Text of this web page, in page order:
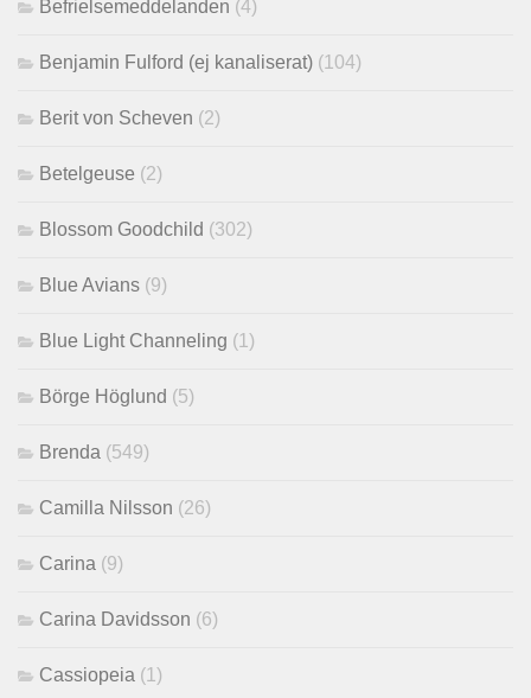
Befrielsemeddelanden (4)
Benjamin Fulford (ej kanaliserat) (104)
Berit von Scheven (2)
Betelgeuse (2)
Blossom Goodchild (302)
Blue Avians (9)
Blue Light Channeling (1)
Börge Höglund (5)
Brenda (549)
Camilla Nilsson (26)
Carina (9)
Carina Davidsson (6)
Cassiopeia (1)